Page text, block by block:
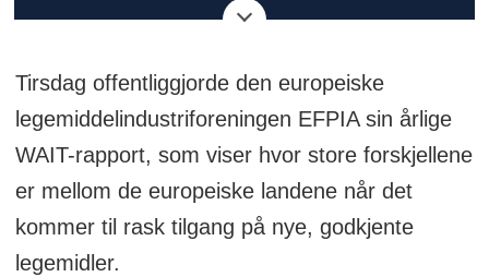
eksempelvis 84 i Danmark og 210 i
For medisiner hvor det er få pasienter
som har sykdommen, de med sjeldne
sykdommer, har Norge bare godkjent
syv av de 47 medisinene som EU har
godkjent (mellom 2019 og 2022). Og
Tirsdag offentliggjorde den europeiske
legemiddelindustriforeningen EFPIA sin årlige
WAIT-rapport, som viser hvor store forskjellene
er mellom de europeiske landene når det
kommer til rask tilgang på nye, godkjente
legemidler.